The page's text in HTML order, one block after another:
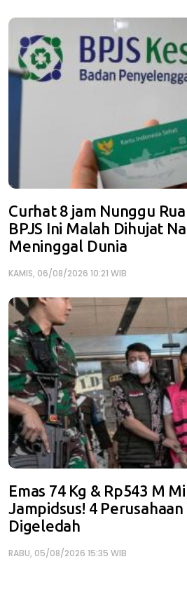
Curhat 8 jam Nunggu
BPJS Ini Malah Dihujat
Meninggal Dunia
KAMIS, 06/08/2026 10:21 WIB
Emas 74 Kg & Rp543 M
Jampidsus! 4
Digeledah
RABU, 05/08/2026 15:35 WIB